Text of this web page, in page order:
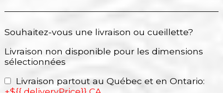
Souhaitez-vous une livraison ou cueillette?
Livraison non disponible pour les dimensions
sélectionnées
Livraison partout au Québec et en Ontario: